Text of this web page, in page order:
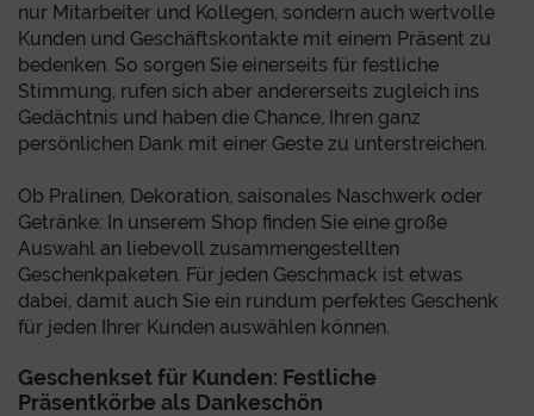
nur Mitarbeiter und Kollegen, sondern auch wertvolle
Kunden und Geschäftskontakte mit einem Präsent zu
bedenken. So sorgen Sie einerseits für festliche
Stimmung, rufen sich aber andererseits zugleich ins
Gedächtnis und haben die Chance, Ihren ganz
persönlichen Dank mit einer Geste zu unterstreichen.
Ob Pralinen, Dekoration, saisonales Naschwerk oder
Getränke: In unserem Shop finden Sie eine große
Auswahl an liebevoll zusammengestellten
Geschenkpaketen. Für jeden Geschmack ist etwas
dabei, damit auch Sie ein rundum perfektes Geschenk
für jeden Ihrer Kunden auswählen können.
Geschenkset für Kunden: Festliche
Präsentkörbe als Dankeschön